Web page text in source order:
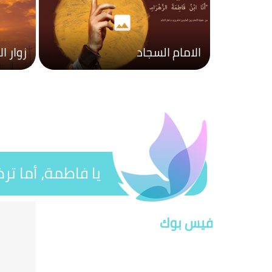
photo
الامام السجاد زوار
يا فاطمة، أما
الأكرم)
فيس بوك